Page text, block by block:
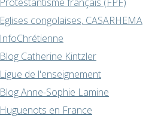
Eglises congolaises, CASARHEMA
InfoChrétienne
Blog Catherine Kintzler
Ligue de l'enseignement
Blog Anne-Sophie Lamine
Huguenots en France